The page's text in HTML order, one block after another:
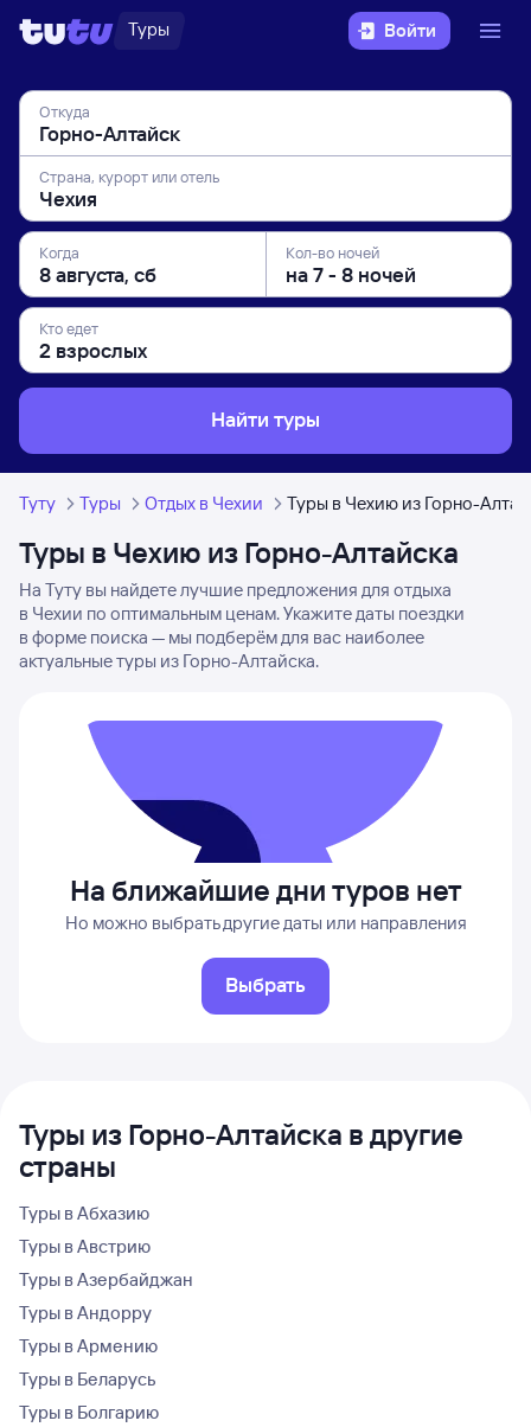
Туры Войти
Откуда
Страна, курорт или отель
Когда Кол-во ночей
Кто едет
Найти туры
Туту Туры Отдых в Чехии Туры в Чехию из Горно-
Туры в Чехию из Горно-Алтайска
На Туту вы найдете лучшие предложения для отдыха
в Чехии по оптимальным ценам. Укажите даты поездки
в форме поиска — мы подберём для вас наиболее
актуальные туры из Горно-Алтайска.
На ближайшие дни туров нет
Но можно выбрать другие даты или направления
Выбрать
Туры из Горно-Алтайска в другие
страны
Туры в Абхазию
Туры в Австрию
Туры в Азербайджан
Туры в Андорру
Туры в Армению
Туры в Беларусь
Туры в Болгарию